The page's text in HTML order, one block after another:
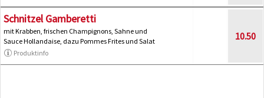
Schnitzel Gamberetti
mit Krabben, frischen Champignons, Sahne und
Sauce Hollandaise, dazu Pommes Frites und Salat
Produktinfo
10.50